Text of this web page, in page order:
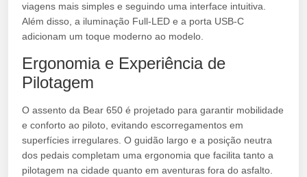
viagens mais simples e seguindo uma interface intuitiva.
Além disso, a iluminação Full-LED e a porta USB-C
adicionam um toque moderno ao modelo.
Ergonomia e Experiência de
Pilotagem
O assento da Bear 650 é projetado para garantir mobilidade
e conforto ao piloto, evitando escorregamentos em
superfícies irregulares. O guidão largo e a posição neutra
dos pedais completam uma ergonomia que facilita tanto a
pilotagem na cidade quanto em aventuras fora do asfalto.